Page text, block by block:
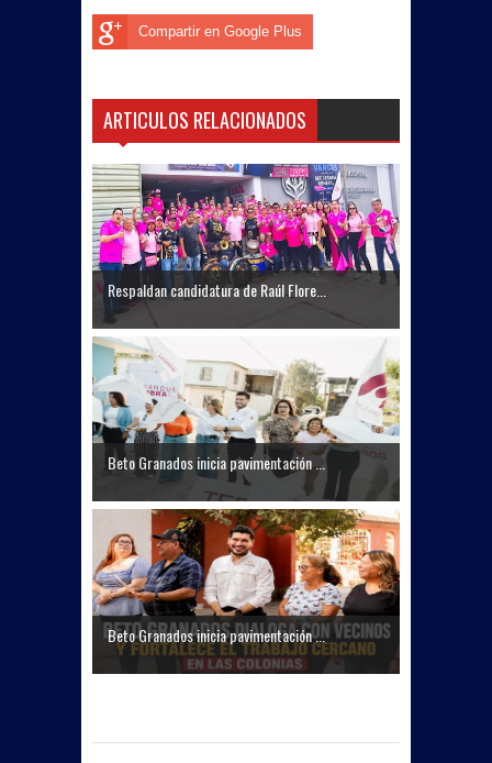
Compartir en Google Plus
ARTICULOS RELACIONADOS
Respaldan candidatura de Raúl Flore...
Beto Granados inicia pavimentación ...
Beto Granados inicia pavimentación ...